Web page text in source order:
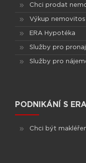
Chci prodat
Výkup
ERA Hypotéka
Služby pro
Služby pro
PODNIKÁNÍ S ERA
Chci být